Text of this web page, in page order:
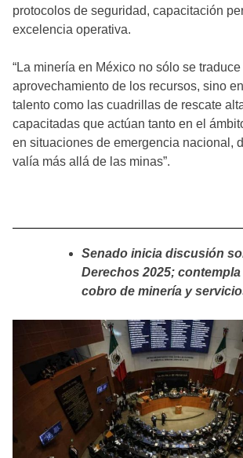
protocolos de seguridad, capacitación
excelencia operativa.
“La minería en México no sólo se traduce
aprovechamiento de los recursos, sino
talento como las cuadrillas de rescate
capacitadas que actúan tanto en el
en situaciones de emergencia nacional,
valía más allá de las minas”.
Senado inicia discusión
Derechos 2025;
cobro de minería y